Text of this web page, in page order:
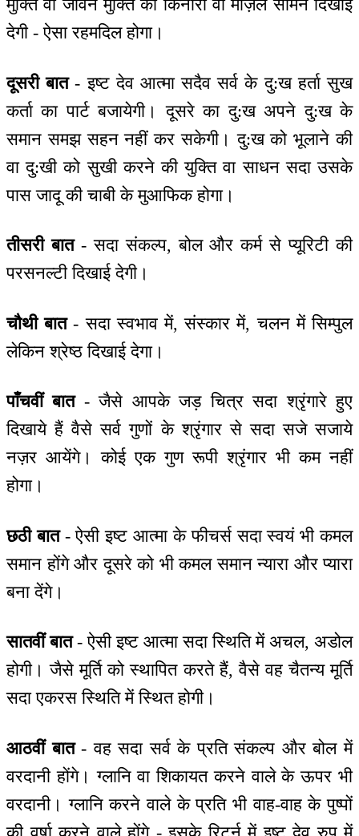
मुक्ति वा जीवन मुक्ति का किनारा वा मंज़िल सामने दिखाई
देगी - ऐसा रहमदिल होगा।
दूसरी बात- इष्ट देव आत्मा सदैव सर्व के दु:ख हर्ता सुख
कर्ता का पार्ट बजायेगी। दूसरे का दु:ख अपने दु:ख के
समान समझ सहन नहीं कर सकेगी। दु:ख को भूलाने की
वा दु:खी को सुखी करने की युक्ति वा साधन सदा उसके
पास जादू की चाबी के मुआफिक होगा।
तीसरी बात- सदा संकल्प, बोल और कर्म से प्यूरिटी की
परसनल्टी दिखाई देगी।
चौथी बात- सदा स्वभाव में, संस्कार में, चलन में सिम्पुल
लेकिन श्रेष्ठ दिखाई देगा।
पाँचवीं बात- जैसे आपके जड़ चित्र सदा श्रृंगारे हुए
दिखाये हैं वैसे सर्व गुणों के श्रृंगार से सदा सजे सजाये
नज़र आयेंगे। कोई एक गुण रूपी श्रृंगार भी कम नहीं
होगा।
छठी बात- ऐसी इष्ट आत्मा के फीचर्स सदा स्वयं भी कमल
समान होंगे और दूसरे को भी कमल समान न्यारा और प्यारा
बना देंगे।
सातवीं बात- ऐसी इष्ट आत्मा सदा स्थिति में अचल, अडोल
होगी। जैसे मूर्ति को स्थापित करते हैं, वैसे वह चैतन्य मूर्ति
सदा एकरस स्थिति में स्थित होगी।
आठवीं बात- वह सदा सर्व के प्रति संकल्प और बोल में
वरदानी होंगे। ग्लानि वा शिकायत करने वाले के ऊपर भी
वरदानी। ग्लानि करने वाले के प्रति भी वाह-वाह के पुष्पों